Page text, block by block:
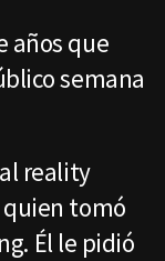
años que
semana
reality
quien tomó
Él le pidió